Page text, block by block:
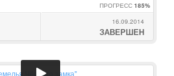
ПРОГРЕСС 185%
16.09.2014
ЗАВЕРШЕН